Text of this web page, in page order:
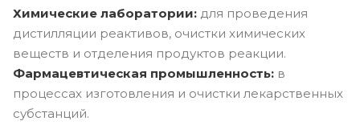
Химические лаборатории: для проведения
дистилляции реактивов, очистки химических
веществ и отделения продуктов реакции.
Фармацевтическая промышленность: в
процессах изготовления и очистки лекарственных
субстанций.